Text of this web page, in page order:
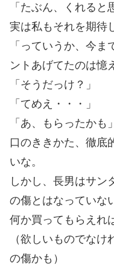
「たぶん、くれると
実は私もそれを期待
「っていうか、今
ントあげてたのは憶
「そうだっけ？」
「てめえ・・・」
「あ、もらったかも」
口のききかた、徹底
いな。
しかし、長男はサン
の傷とはなっていな
何か買ってもらえれ
（欲しいものでな
の傷かも）